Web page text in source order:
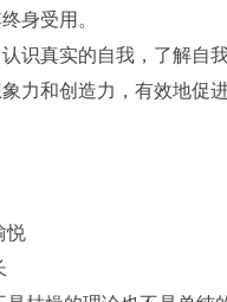
身受用。
识真实的自我，了解自
力和创造力，有效地促
悦